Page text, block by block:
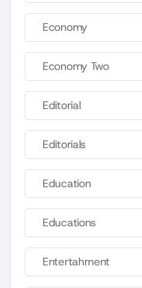
Economy
Economy Two
Editorial
Editorials
Education
Educations
Entertahrnent